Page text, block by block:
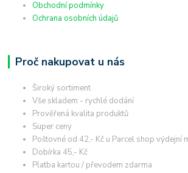
Obchodní podmínky
Ochrana osobních údajů
Proč nakupovat u nás
Široký sortiment
Vše skladem - rychlé dodání
Prověřená kvalita produktů
Super ceny
Poštovné od 42,- Kč u Parcel shop výdejní
Dobírka 45,- Kč
Platba kartou / převodem zdarma